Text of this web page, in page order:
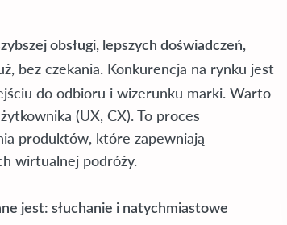
obsługi, lepszych doświadczeń,
bez czekania. Konkurencja na rynku jest
do odbioru i wizerunku marki. Warto
(UX, CX). To proces
produktów, które zapewniają
wirtualnej podróży.
jest: słuchanie i natychmiastowe